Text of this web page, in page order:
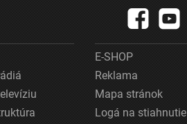
E-SHOP
Reklama
Mapa stránok
Logá na stiahnutie